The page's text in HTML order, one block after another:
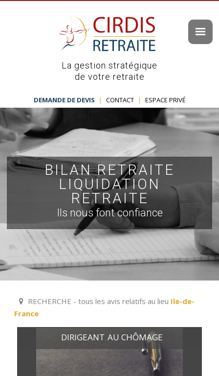
La gestion stratégique
de votre retraite
DEMANDE DE DEVIS | CONTACT | ESPACE PRIVÉ
BILAN RETRAITE
LIQUIDATION
RETRAITE
Ils nous font confiance
RECHERCHE - tous les avis relatifs au lieu Ile-de-
France
DIRIGEANT, AU CHÔMAGE